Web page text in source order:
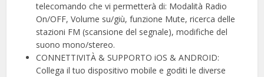
telecomando che vi permetterà di: Modalità Radio
On/OFF, Volume su/giù, funzione Mute, ricerca delle
stazioni FM (scansione del segnale), modifiche del
suono mono/stereo.
CONNETTIVITÀ & SUPPORTO iOS & ANDROID:
Collega il tuo dispositivo mobile e goditi le diverse